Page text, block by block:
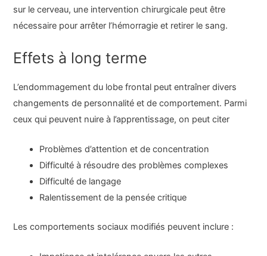
sur le cerveau, une intervention chirurgicale peut être
nécessaire pour arrêter l’hémorragie et retirer le sang.
Effets à long terme
L’endommagement du lobe frontal peut entraîner divers
changements de personnalité et de comportement. Parmi
ceux qui peuvent nuire à l’apprentissage, on peut citer
Problèmes d’attention et de concentration
Difficulté à résoudre des problèmes complexes
Difficulté de langage
Ralentissement de la pensée critique
Les comportements sociaux modifiés peuvent inclure :